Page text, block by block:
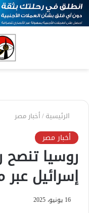
الرئيسية/أخبار مصر
أخبار مصر
روسيا تنصح
إسرائيل
16 يونيو، 2025